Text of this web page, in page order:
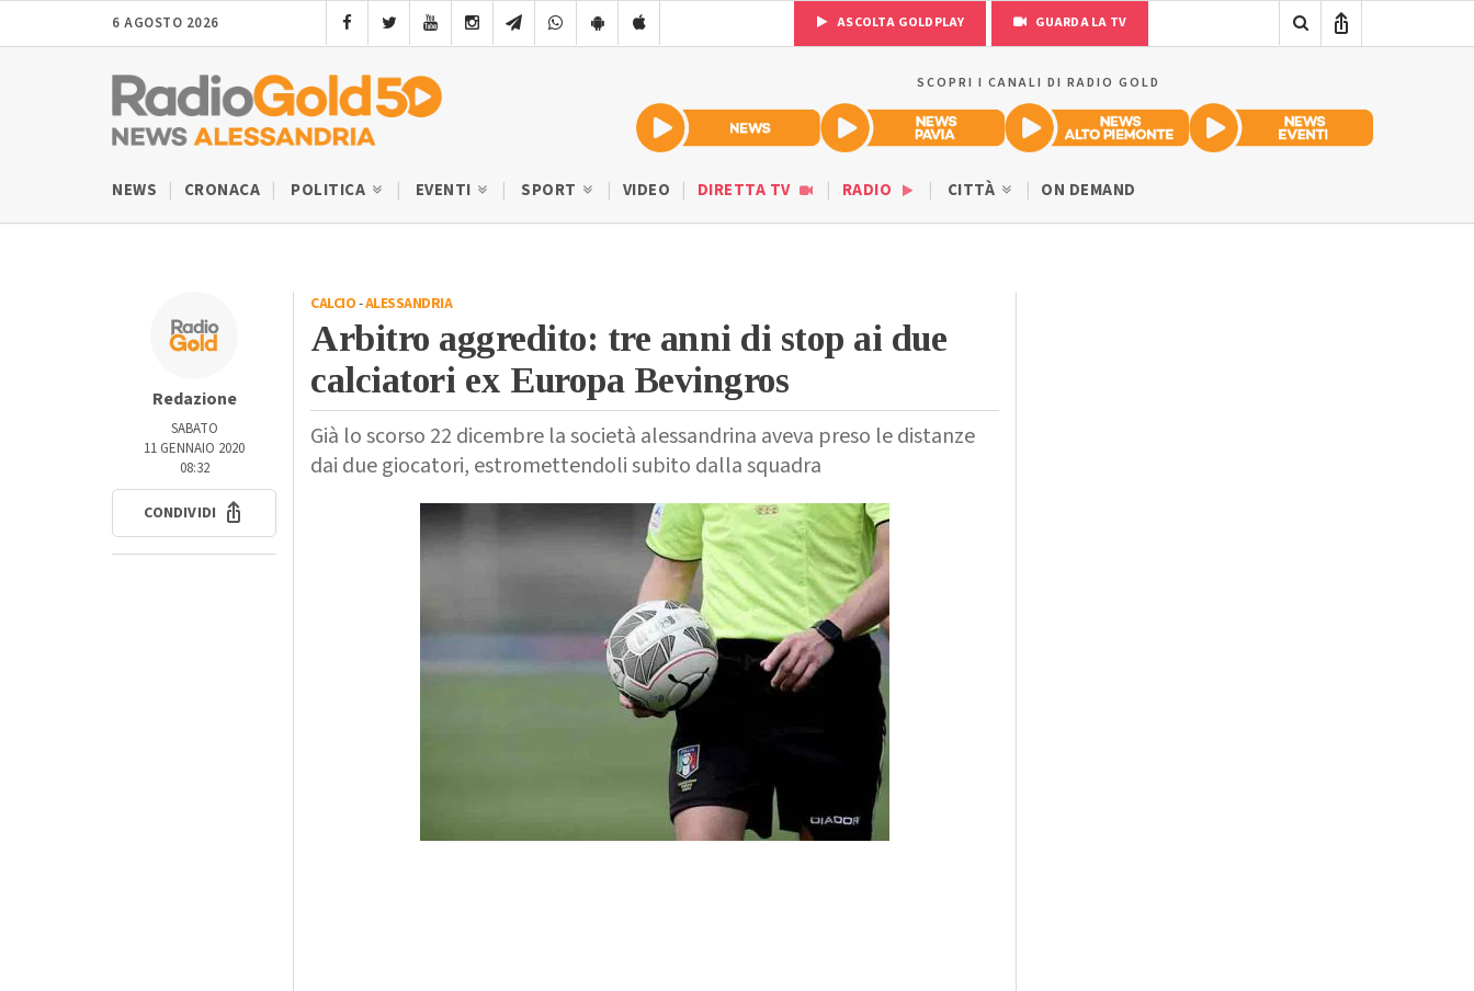
6 AGOSTO 2026 ASCOLTA GOLDPLAY GUARDA LA TV
SCOPRI I CANALI DI RADIO GOLD
NEWS CRONACA POLITICA EVENTI SPORT VIDEO DIRETTA TV RADIO CITTÀ ON DEMAND
Redazione
SABATO
11 GENNAIO 2020
08:32
CONDIVIDI
CALCIO-ALESSANDRIA
Arbitro aggredito: tre anni di stop ai due
calciatori ex Europa Bevingros
Già lo scorso 22 dicembre la società alessandrina aveva preso le distanze
dai due giocatori, estromettendoli subito dalla squadra